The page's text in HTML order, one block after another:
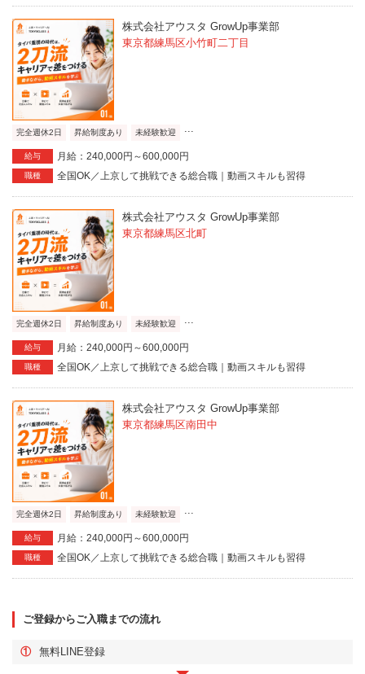
株式会社アウスタ GrowUp事業部
東京都練馬区小竹町二丁目
完全週休2日 昇給制度あり 未経験歓迎 ...
給与 月給：240,000円～600,000円
職種 全国OK／上京して挑戦できる総合職｜動画スキルも習得
株式会社アウスタ GrowUp事業部
東京都練馬区北町
完全週休2日 昇給制度あり 未経験歓迎
給与 月給：240,000円～600,000円
職種 全国OK／上京して挑戦できる総合職｜動画スキルも習得
株式会社アウスタ GrowUp事業部
東京都練馬区南田中
完全週休2日 昇給制度あり 未経験歓迎 ...
給与 月給：240,000円～600,000円
職種 全国OK／上京して挑戦できる総合職｜動画スキルも習得
ご登録からご入職までの流れ
① 無料LINE登録